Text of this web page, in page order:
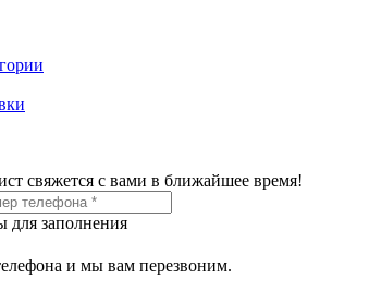
свяжется с вами в ближайшее время!
для заполнения
и мы вам перезвоним.